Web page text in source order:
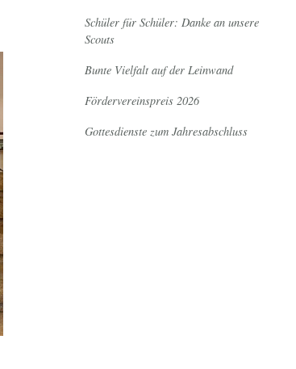
Schüler für Schüler: Danke an unsere
Scouts
Bunte Vielfalt auf der Leinwand
Fördervereinspreis 2026
Gottesdienste zum Jahresabschluss